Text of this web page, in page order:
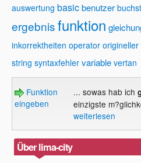
auswertung basicbenutzer
ergebnisfunktion
inkorrektheiten operator origineller
string syntaxfehler variable vertan
Funktion
eingeben
... sowas hab ich
einzigste
weiterlesen
Über lima-city